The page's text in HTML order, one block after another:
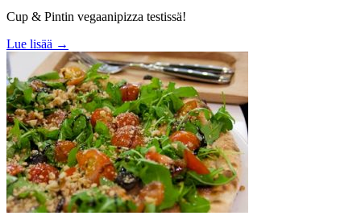
Cup & Pintin vegaanipizza testissä!
Lue lisää →